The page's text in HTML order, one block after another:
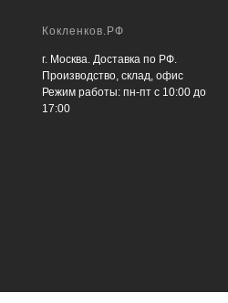
Кокленков.РФ
г. Москва. Доставка по РФ.
Производство, склад, офис
Режим работы: пн-пт с 10:00 до
17:00